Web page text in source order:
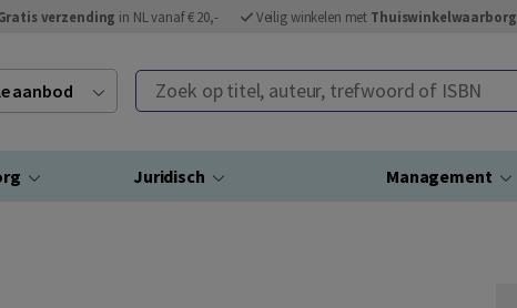
verzending in NL vanaf € 20,- Veilig winkelen met Thuiswinkelwaarborg
aanbod Zoek op titel, auteur, trefwoord of ISBN
Juridisch Management